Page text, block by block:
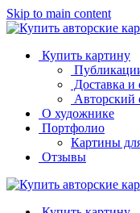
Skip to main content
Купить картину
Доставка и
Авторский
О художнике
Портфолио
Картины
Отзывы